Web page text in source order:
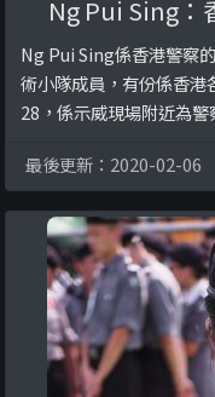
Ng Pui Sing：
Ng Pui Sing係香港警察
術小隊成員，有份係香
28，係示威現場附近為
最後更新：2020-02-06